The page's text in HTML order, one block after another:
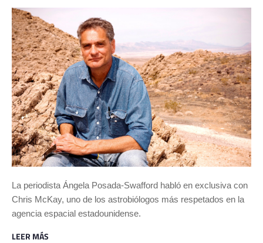
La periodista Ángela Posada-Swafford habló en exclusiva con
Chris McKay, uno de los astrobiólogos más respetados en la
agencia espacial estadounidense.
LEER MÁS